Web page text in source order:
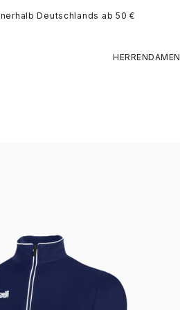
Deutschlands ab 50 €
HERRENDAMEN